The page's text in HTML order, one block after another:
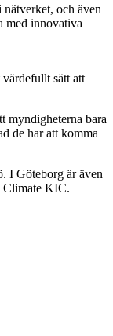
och även
med innovativa
värdefullt sätt att
myndigheterna bara
de har att komma
I Göteborg är även
Climate KIC.